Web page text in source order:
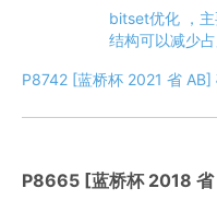
bitset优化 ，
结构可以减少
P8742 [蓝桥杯 2021 省 AB]
P8665 [蓝桥杯 2018 省